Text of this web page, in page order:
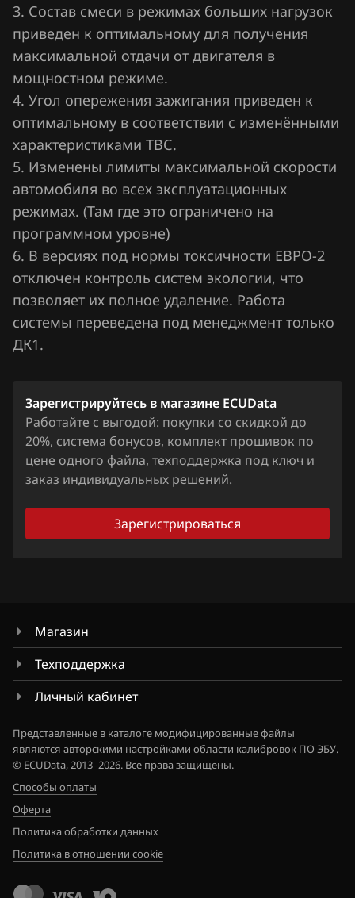
Kia
King Long
KYC
Lancia
Land Rover
Lexus
Lincoln
Livan
Luxgen
MAN
Mercedes-Benz
MG
Mini
Peugeot
Porsche
Renault
Saab
Seat
SGMW
3. Состав смеси в режимах больших нагрузок
приведен к оптимальному для получения
максимальной отдачи от двигателя в
мощностном режиме.
4. Угол опережения зажигания приведен к
оптимальному в соответствии с изменёнными
характеристиками ТВС.
5. Изменены лимиты максимальной скорости
автомобиля во всех эксплуатационных
режимах. (Там где это ограничено на
программном уровне)
6. В версиях под нормы токсичности ЕВРО-2
отключен контроль систем экологии, что
позволяет их полное удаление. Работа
системы переведена под менеджмент только
ДК1.
Зарегистрируйтесь в магазине ECUData
Работайте с выгодой: покупки со скидкой до
20%, система бонусов, комплект прошивок по
цене одного файла, техподдержка под ключ и
заказ индивидуальных решений.
Зарегистрироваться
Магазин
Техподдержка
Личный кабинет
Представленные в каталоге модифицированные файлы
являются авторскими настройками области калибровок ПО ЭБУ.
© ECUData, 2013–2026. Все права защищены.
Способы оплаты
Оферта
Политика обработки данных
Политика в отношении cookie